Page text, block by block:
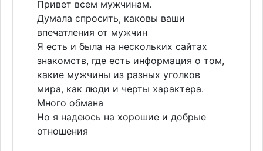
Привет всем мужчинам.
Думала спросить, каковы ваши
впечатления от мужчин
Я есть и была на нескольких сайтах
знакомств, где есть информация о том,
какие мужчины из разных уголков
мира, как люди и черты характера.
Много обмана
Но я надеюсь на хорошие и добрые
отношения